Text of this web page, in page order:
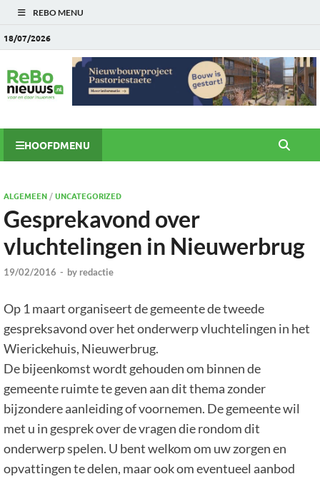
REBO MENU
18/07/2026
HOOFDMENU
ALGEMEEN/UNCATEGORIZED
Gesprekavond over
vluchtelingen in Nieuwerbrug
19/02/2016 - by redactie
Op 1 maart organiseert de gemeente de tweede
gespreksavond over het onderwerp vluchtelingen in het
Wierickehuis, Nieuwerbrug.
De bijeenkomst wordt gehouden om binnen de
gemeente ruimte te geven aan dit thema zonder
bijzondere aanleiding of voornemen. De gemeente wil
met u in gesprek over de vragen die rondom dit
onderwerp spelen. U bent welkom om uw zorgen en
opvattingen te delen, maar ook om eventueel aanbod